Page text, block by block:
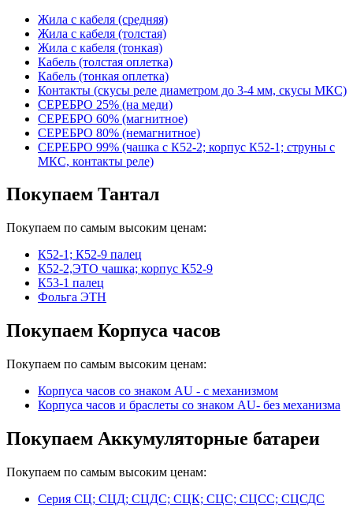
Жила с кабеля (средняя)
Жила с кабеля (толстая)
Жила с кабеля (тонкая)
Кабель (толстая оплетка)
Кабель (тонкая оплетка)
Контакты (скусы реле диаметром до 3-4 мм, скусы МКС)
СЕРЕБРО 25% (на меди)
СЕРЕБРО 60% (магнитное)
СЕРЕБРО 80% (немагнитное)
СЕРЕБРО 99% (чашка с К52-2; корпус К52-1; струны с
МКС, контакты реле)
Покупаем Тантал
Покупаем по самым высоким ценам:
К52-1; К52-9 палец
К52-2,ЭТО чашка; корпус К52-9
К53-1 палец
Фольга ЭТН
Покупаем Корпуса часов
Покупаем по самым высоким ценам:
Корпуса часов cо знаком AU - с механизмом
Корпуса часов и браслеты со знаком AU- без механизма
Покупаем Аккумуляторные батареи
Покупаем по самым высоким ценам:
Серия СЦ; СЦД; СЦДС; СЦК; СЦС; СЦСС; СЦСДС